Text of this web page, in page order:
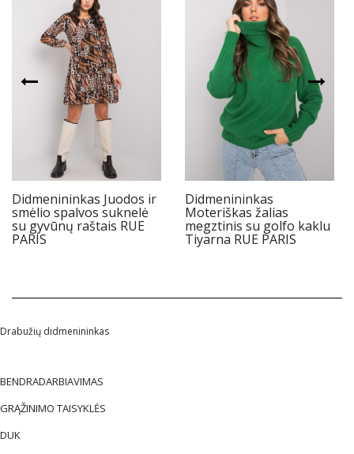
Didmenininkas Juodos ir
smėlio spalvos suknelė
su gyvūnų raštais RUE
PARIS
Didmenininkas
Moteriškas žalias
megztinis su golfo kaklu
Tiyarna RUE PARIS
Drabužių didmenininkas
BENDRADARBIAVIMAS
GRĄŽINIMO TAISYKLĖS
DUK